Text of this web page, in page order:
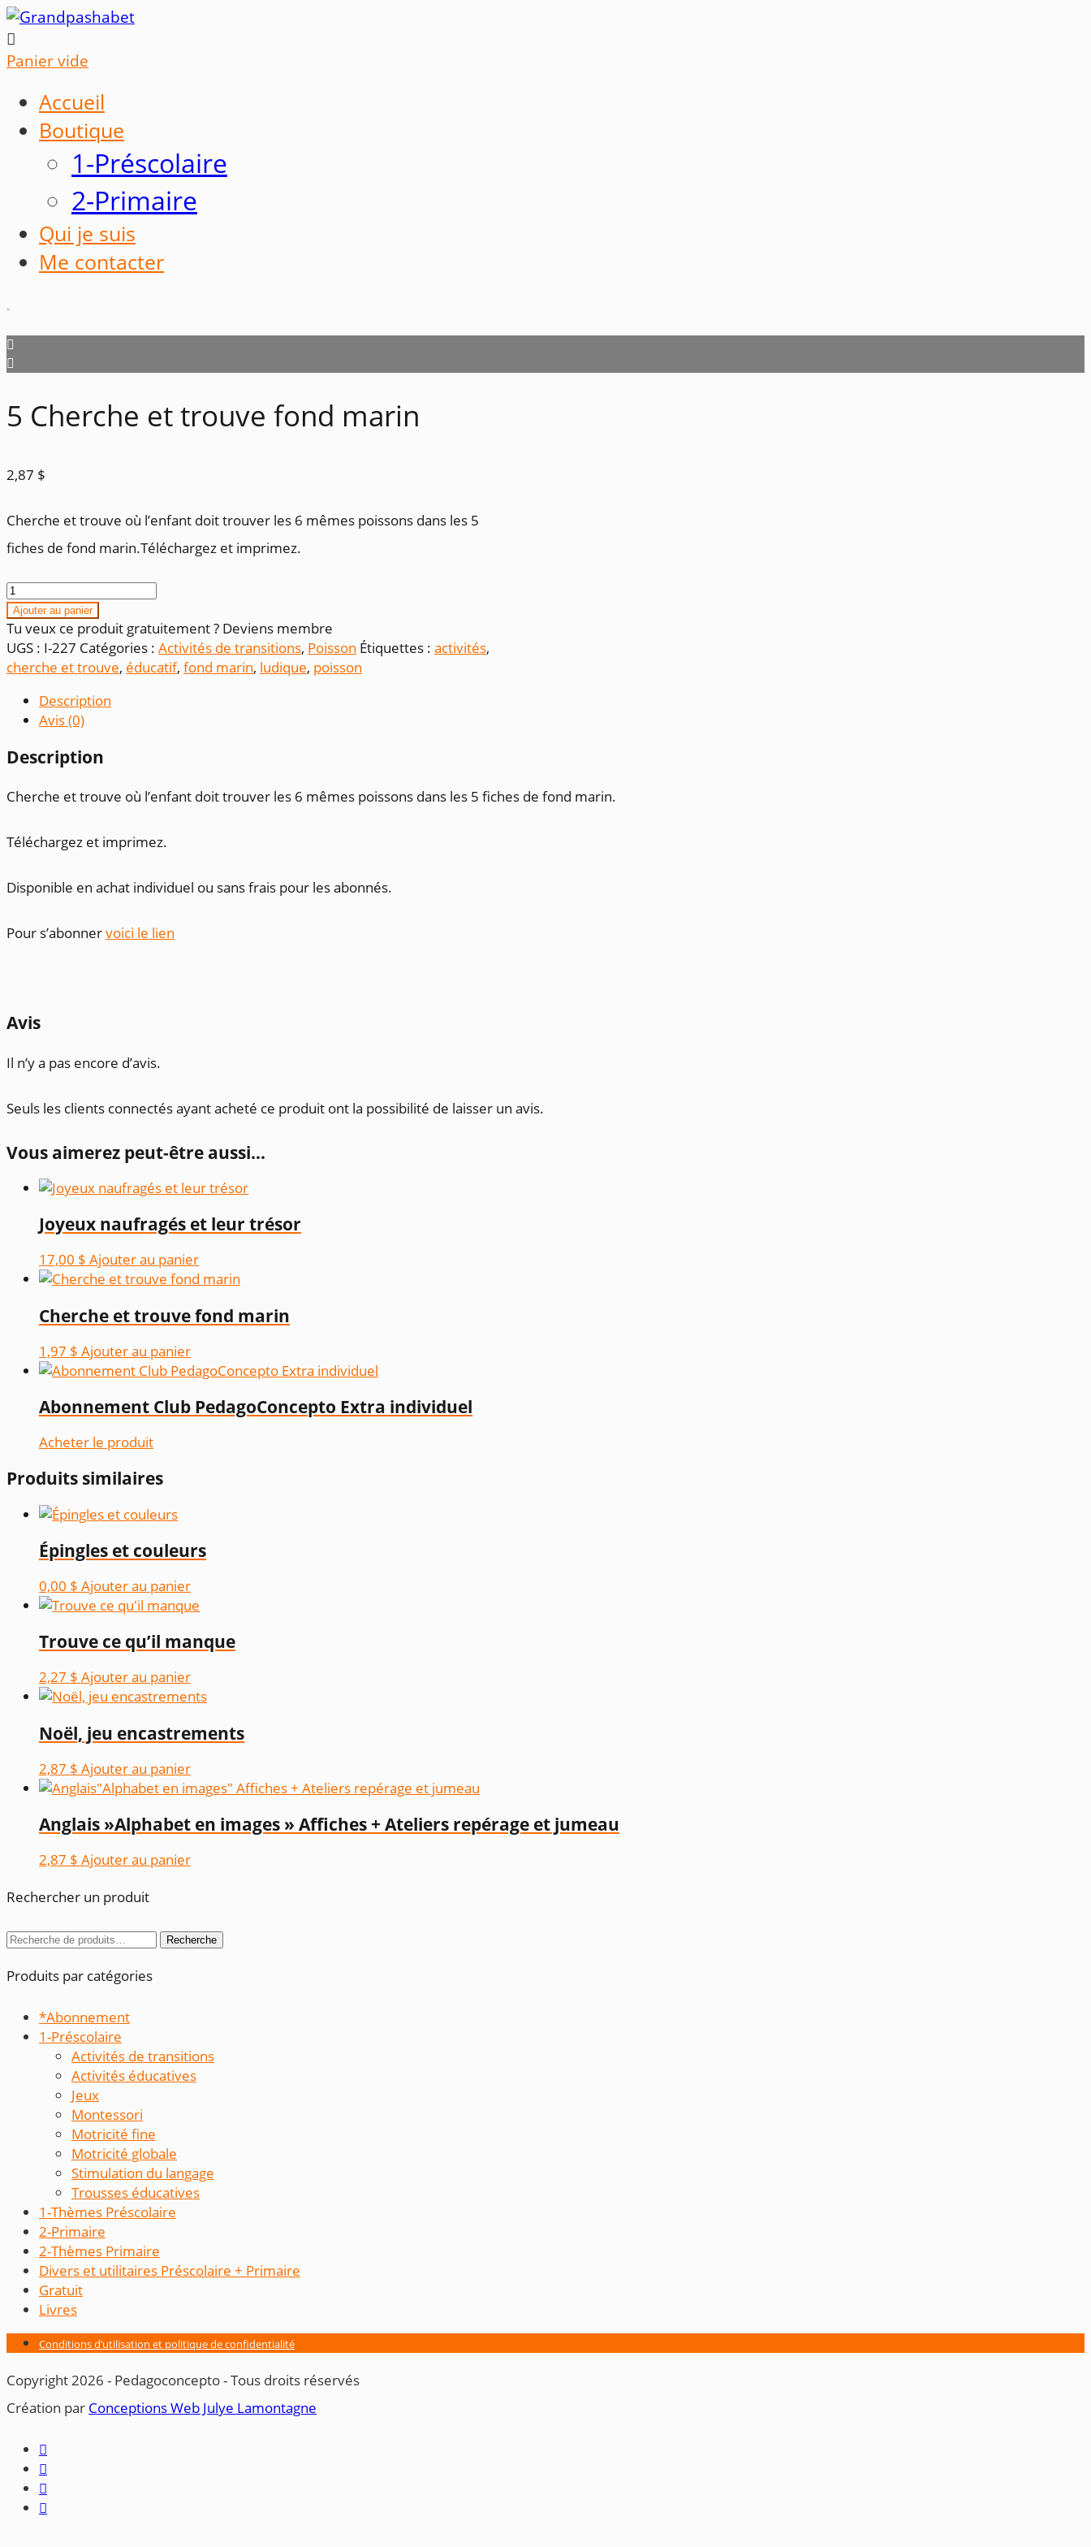

Panier vide
Accueil
Boutique
1-Préscolaire
2-Primaire
Qui je suis
Me contacter
5 Cherche et trouve fond marin
2,87 $
Cherche et trouve où l’enfant doit trouver les 6 mêmes poissons dans les 5
fiches de fond marin.Téléchargez et imprimez.
quantité
de
5
Cherche
et
fond
marin
Ajouter au panier
Tu veux ce produit gratuitement ? Deviens membre
UGS : I-227 Catégories : Activités de transitions, Poisson Étiquettes : activités,
cherche et trouve, éducatif, fond marin, ludique, poisson
Description
Avis (0)
Description
Cherche et trouve où l’enfant doit trouver les 6 mêmes poissons dans les 5 fiches de fond marin.
Téléchargez et imprimez.
Disponible en achat individuel ou sans frais pour les abonnés.
Pour s’abonnervoici le lien
Avis
Il n’y a pas encore d’avis.
Seuls les clients connectés ayant acheté ce produit ont la possibilité de laisser un avis.
Vous aimerez peut-être aussi…
Joyeux naufragés et leur trésor
17,00 $ Ajouter au panier
Cherche et trouve fond marin
1,97 $ Ajouter au panier
Abonnement Club PedagoConcepto Extra individuel
Acheter le produit
Produits similaires
Épingles et couleurs
0,00 $ Ajouter au panier
Trouve ce qu’il manque
2,27 $ Ajouter au panier
Noël, jeu encastrements
2,87 $ Ajouter au panier
Anglais »Alphabet en images » Affiches + Ateliers repérage et jumeau
2,87 $ Ajouter au panier
Rechercher un produit
Recherche
Recherche
Produits par catégories
*Abonnement
1-Préscolaire
Activités de transitions
Activités éducatives
Jeux
Montessori
Motricité fine
Motricité globale
Stimulation du langage
Trousses éducatives
1-Thèmes Préscolaire
2-Primaire
2-Thèmes Primaire
Divers et utilitaires Préscolaire + Primaire
Gratuit
Livres
Conditions d’utilisation et politique de confidentialité
Copyright 2026 - Pedagoconcepto - Tous droits réservés
Création par ​ Conceptions Web Julye Lamontagne



